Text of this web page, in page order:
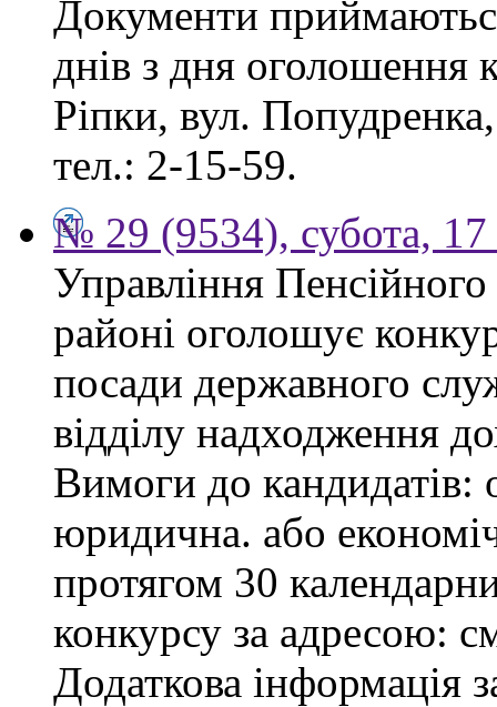
Документи
днів з дня оголошення
Ріпки, вул.
тел.: 2-15-59.
№ 29 (9534), субота,
Управління
районі оголошує
посади державного
відділу надходження
Вимоги до кандидатів:
юридична. або
протягом 30
конкурсу за адресою:
Додаткова інформація